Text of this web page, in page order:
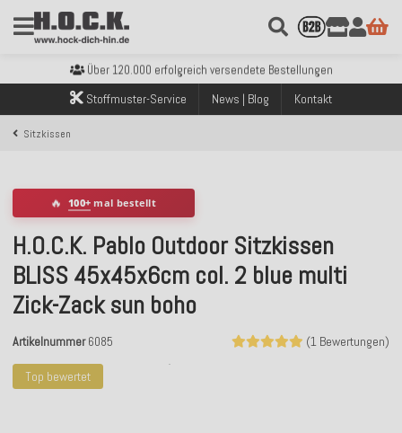
Über 120.000 erfolgreich versendete Bestellungen
Sicher bezahlen mit Klarna, PayPal & Amazon Pay
Kostenloser Versand innerhalb Deutschlands ab 99€ Bestellwert
Über 120.000 erfolgreich versendete Bestellungen
Stoffmuster-Service News | Blog Kontakt
Sitzkissen
Top bewertet
🔥 100+ mal bestellt
H.O.C.K. Pablo Outdoor Sitzkissen
BLISS 45x45x6cm col. 2 blue multi
Zick-Zack sun boho
(1 Bewertungen)
Artikelnummer 6085